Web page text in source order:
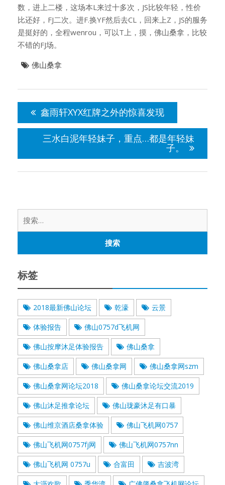
数，进上二楼，这场本L来过十多次，JS比较年轻，性价
比还好，FJ二次。进F.换YF然后去CL，回来上Z，JS的服务
是挺好的，全程wenrou，可以T上，摸，佛山桑拿，比较
不错的FJ场。
佛山桑拿
导
航
鑫雨轩XYX红牌之外的惊喜发现
三水白泥年轻妹子，重点…都是年轻妹
子。
标签
2018最新佛山论坛 乾濠 云景
体验报告 佛山0757d飞机网
佛山按摩沐足体验报告 佛山桑拿
佛山桑拿店 佛山桑拿网 佛山桑拿网szm
佛山桑拿网论坛2018 佛山桑拿论坛交流2019
佛山沐足推拿论坛 佛山珑豪沐足有口暴
佛山维京酒店桑拿体验 佛山飞机网0757
佛山飞机网0757fj网 佛山飞机网0757nn
佛山飞机网 0757u 合富田 吉波湾